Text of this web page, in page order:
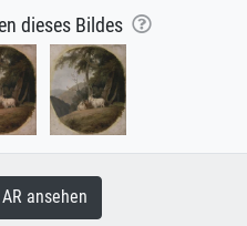
dieses Bildes
ansehen